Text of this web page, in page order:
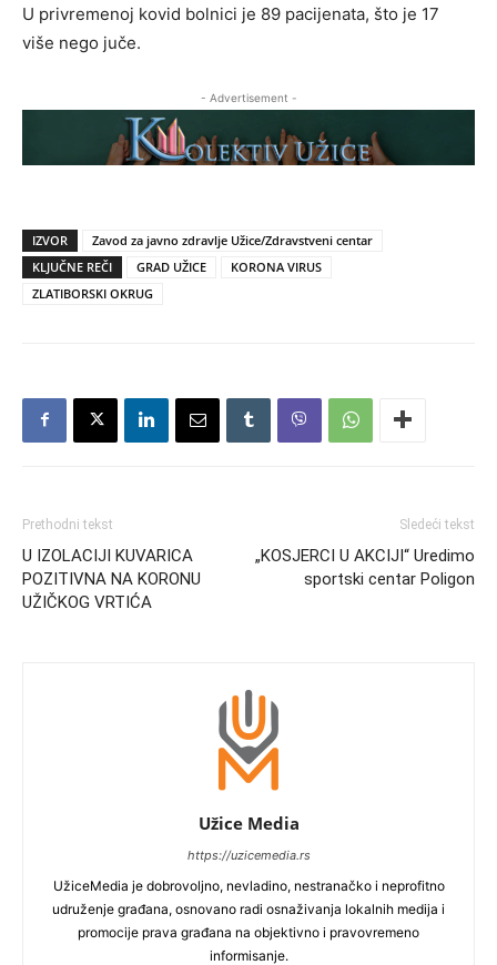
U privremenoj kovid bolnici je 89 pacijenata, što je 17
više nego juče.
- Advertisement -
IZVOR
Zavod za javno zdravlje Užice/Zdravstveni centar
KLJUČNE REČI
GRAD UŽICE
KORONA VIRUS
ZLATIBORSKI OKRUG
Prethodni tekst
U IZOLACIJI KUVARICA
POZITIVNA NA KORONU
UŽIČKOG VRTIĆA
Sledeći tekst
„KOSJERCI U AKCIJI“ Uredimo
sportski centar Poligon
Užice Media
https://uzicemedia.rs
UžiceMedia je dobrovoljno, nevladino, nestranačko i neprofitno
udruženje građana, osnovano radi osnaživanja lokalnih medija i
promocije prava građana na objektivno i pravovremeno
informisanje.